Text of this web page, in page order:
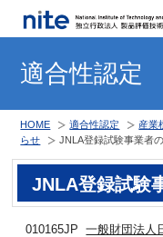
適合性認定
HOME 適合性認定 産業
らせ
JNLA登録試験事業者
JNLA登録試験
010165JP一般財団法人